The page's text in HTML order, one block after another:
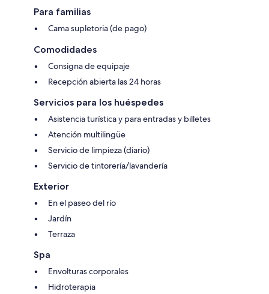
Para familias
Cama supletoria (de pago)
Comodidades
Consigna de equipaje
Recepción abierta las 24 horas
Servicios para los huéspedes
Asistencia turística y para entradas y billetes
Atención multilingüe
Servicio de limpieza (diario)
Servicio de tintorería/lavandería
Exterior
En el paseo del río
Jardín
Terraza
Spa
Envolturas corporales
Hidroterapia